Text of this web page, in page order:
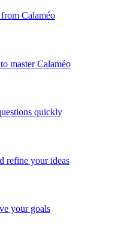
Calaméo
master Calaméo
quickly
refine your ideas
your goals